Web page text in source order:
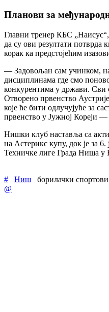
Планови за
Главни тренер КБС
да су ови резултати потврда
корак ка предстојећим
— Задовољан сам учинком,
дисциплинама где смо
конкурентима у држави. Сви
Отворено првенство Аустрије
које ће бити одлучујуће за
првенство у Јужној Кореји —
Нишки клуб наставља са
на Астерикс купу, док је за 6.
Техничке лиге Града Ниша
# Ниш борилачки спортови
@